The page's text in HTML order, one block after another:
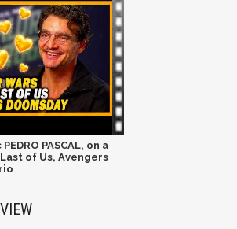
PASCAL, on a
of Us, Avengers